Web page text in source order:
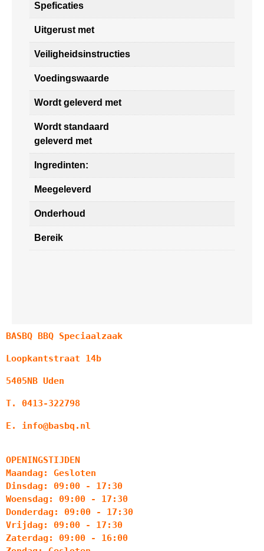
Speficaties
Uitgerust met
Veiligheidsinstructies
Voedingswaarde
Wordt geleverd met
Wordt standaard
geleverd met
Ingredinten:
Meegeleverd
Onderhoud
Bereik
BASBQ BBQ Speciaalzaak
Loopkantstraat 14b
5405NB Uden
T. 0413-322798
E. info@basbq.nl
OPENINGSTIJDEN
Maandag: Gesloten
Dinsdag: 09:00 - 17:30
Woensdag: 09:00 - 17:30
Donderdag: 09:00 - 17:30
Vrijdag: 09:00 - 17:30
Zaterdag: 09:00 - 16:00